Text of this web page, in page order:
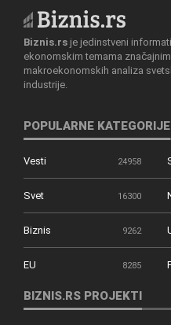
Biznis.rs je jedinstveni
ekonomskim temama
makroekonomskih analiza
industrije.
POPULARNE KATEGORIJE
Vesti 24958
Svet 16300
Biznis 9262
EU 8285
BIZNIS.RS PROJEKTI